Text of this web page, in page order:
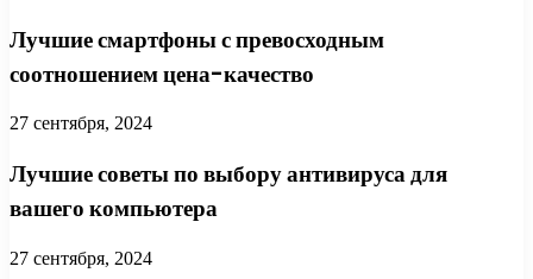
Лучшие смартфоны с превосходным
соотношением цена-качество
27 сентября, 2024
Лучшие советы по выбору антивируса для
вашего компьютера
27 сентября, 2024